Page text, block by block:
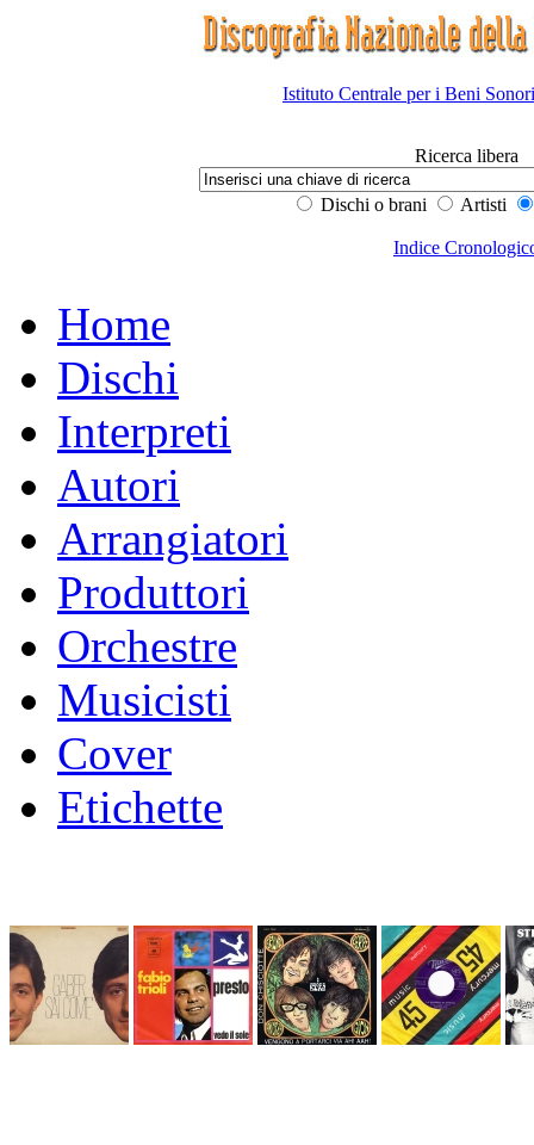
Istituto Centrale per i Beni
Ricerca libera
Dischi o brani Artisti
Indice
Home
Dischi
Interpreti
Autori
Arrangiatori
Produttori
Orchestre
Musicisti
Cover
Etichette